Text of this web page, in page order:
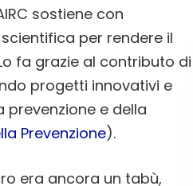
sostiene con
per rendere il
fa grazie al contributo di
progetti innovativi e
e della
Prevenzione).
era ancora un tabù,